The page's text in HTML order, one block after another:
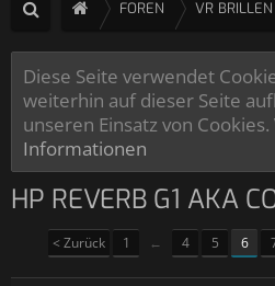
FOREN VR BRILLEN
Diese Seite verwendet
weiterhin auf dieser Seite
unseren Einsatz von Cookies.
Informationen
HP REVERB G1 AKA
< Zurück 1 ← 4 5 6